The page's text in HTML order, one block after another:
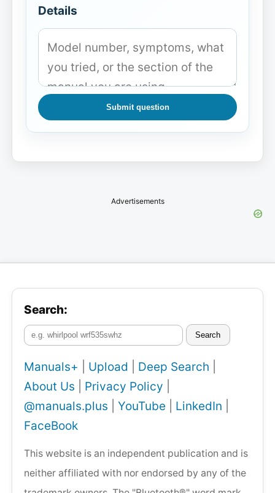
Details
Submit question
Advertisements
Search:
Search
Manuals+ Upload Deep Search
About Us
Privacy Policy
@manuals.plus
YouTube LinkedIn
FaceBook
This website is an independent publication and is
neither affiliated with nor endorsed by any of the